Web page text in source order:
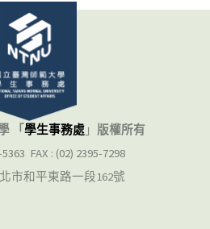
「學生事務處 」 版權所有
FAX : (02) 2395-7298
市和平東路一段162號